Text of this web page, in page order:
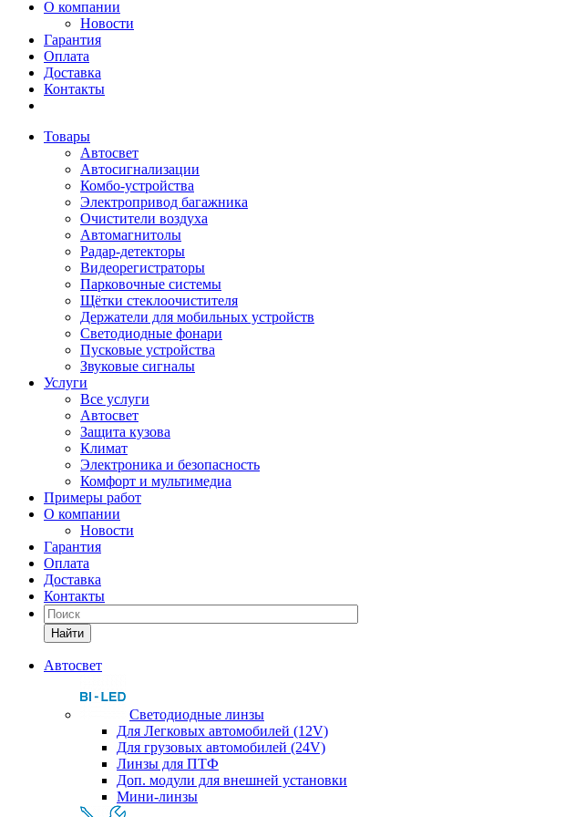
О компании
Новости
Гарантия
Оплата
Доставка
Контакты
Товары
Автосвет
Автосигнализации
Комбо-устройства
Электропривод багажника
Очистители воздуха
Автомагнитолы
Радар-детекторы
Видеорегистраторы
Парковочные системы
Щётки стеклоочистителя
Держатели для мобильных устройств
Светодиодные фонари
Пусковые устройства
Звуковые сигналы
Услуги
Все услуги
Автосвет
Защита кузова
Климат
Электроника и безопасность
Комфорт и мультимедиа
Примеры работ
О компании
Новости
Гарантия
Оплата
Доставка
Контакты
Найти
Автосвет
Светодиодные линзы
Для Легковых автомобилей (12V)
Для грузовых автомобилей (24V)
Линзы для ПТФ
Доп. модули для внешней установки
Мини-линзы